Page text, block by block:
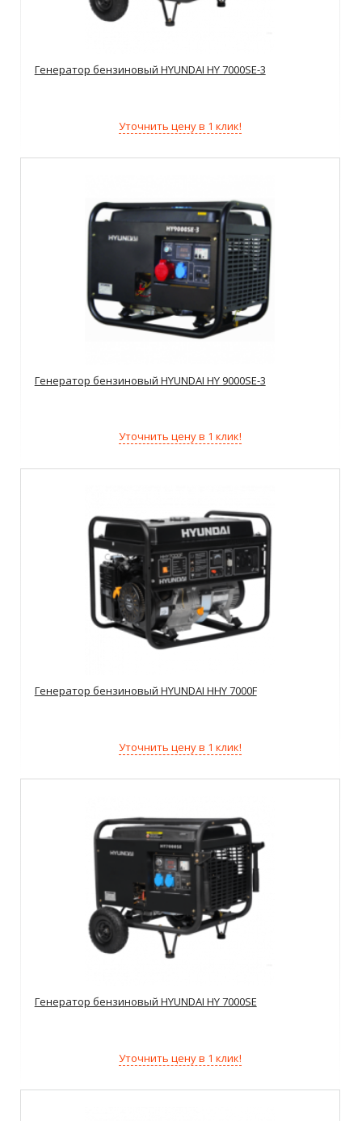
Генератор бензиновый HYUNDAI HY 7000SE-3
Уточнить цену в 1 клик!
Генератор бензиновый HYUNDAI HY 9000SE-3
Уточнить цену в 1 клик!
Генератор бензиновый HYUNDAI HHY 7000F
Уточнить цену в 1 клик!
Генератор бензиновый HYUNDAI HY 7000SE
Уточнить цену в 1 клик!